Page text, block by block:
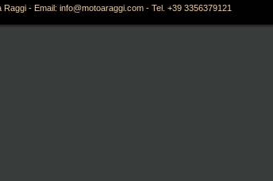
Raggi - Email: info@motoaraggi.com- Tel. +39 3356379121